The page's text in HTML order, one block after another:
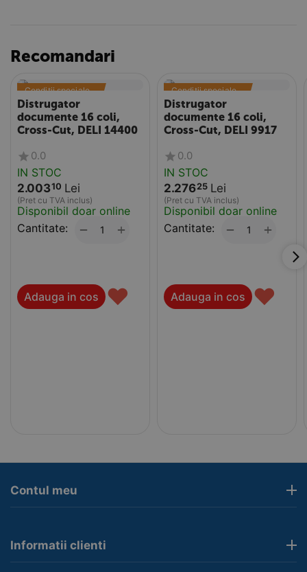
Recomandari
Conditii speciale
de livrare
Distrugator
documente 16 coli,
Cross-Cut, DELI 14400
0.0
IN STOC
2.00310 Lei
(Pret cu TVA inclus)
Disponibil doar online
Cantitate:
+
−
Adauga in cos ♥
Conditii speciale
de livrare
Distrugator
documente 16 coli,
Cross-Cut, DELI 9917
0.0
IN STOC
2.27625 Lei
(Pret cu TVA inclus)
Disponibil doar online
Cantitate:
+
−
Adauga in cos ♥
Contul meu
Informatii clienti